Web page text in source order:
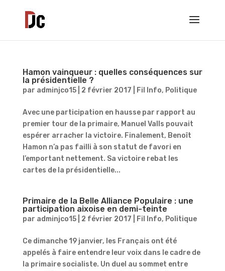
Hamon vainqueur : quelles conséquences sur
la présidentielle ?
par adminjco15| 2 février 2017 Fil Info, Politique
Avec une participation en hausse par rapport au
premier tour de la primaire, Manuel Valls pouvait
espérer arracher la victoire. Finalement, Benoît
Hamon n’a pas failli à son statut de favori en
l’emportant nettement. Sa victoire rebat les
cartes de la présidentielle...
Primaire de la Belle Alliance Populaire : une
participation aixoise en demi-teinte
par adminjco15| 2 février 2017 Fil Info, Politique
Ce dimanche 19 janvier, les Français ont été
appelés à faire entendre leur voix dans le cadre de
la primaire socialiste. Un duel au sommet entre